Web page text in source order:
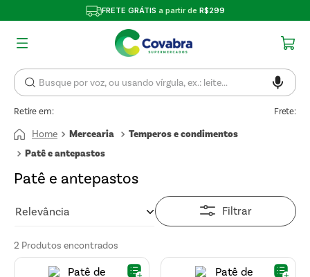
FRETE GRÁTIS a partir de R$299
Retire em: Frete:
Mercearia
Temperos e condimentos
Patê e antepastos
Patê e antepastos
Relevância Filtrar
2 Produtos